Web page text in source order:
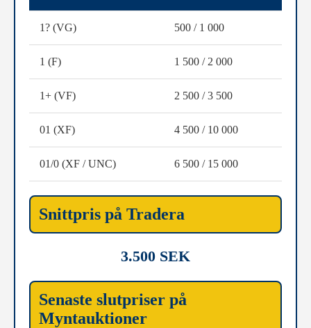
1? (VG) 500 / 1 000
1 (F) 1 500 / 2 000
1+ (VF) 2 500 / 3 500
01 (XF) 4 500 / 10 000
01/0 (XF / UNC) 6 500 / 15 000
Snittpris på Tradera
3.500 SEK
Senaste slutpriser på
Myntauktioner